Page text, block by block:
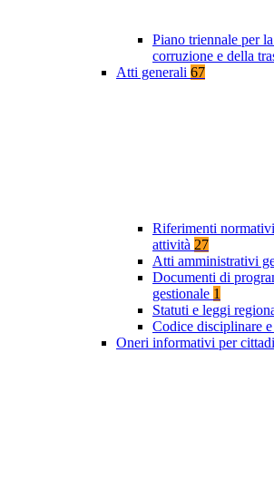
Piano triennale per
corruzione e della
Atti generali 67
Riferimenti
attività 27
Atti amministrativi
Documenti di
gestionale 1
Statuti e leggi
Codice disciplinare
Oneri informativi per